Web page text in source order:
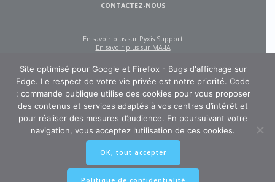
CODE : COMMANDE PUBLIQUE
Un site créé et édité par Pyxis Support, cabinet de conseil en achats et
marchés publics : AMO, Externalisation des marchés, Contract Management,
Ingénierie contractuelle
CONTACTEZ-NOUS
En savoir plus sur Pyxis Support
En savoir plus sur MA-IA
Site optimisé pour Google et Firefox - Bugs d'affichage sur
Edge. Le respect de votre vie privée est notre priorité. Code
: commande publique utilise des cookies pour vous proposer
des contenus et services adaptés à vos centres d’intérêt et
pour réaliser des mesures d’audience. En poursuivant votre
navigation, vous acceptez l’utilisation de ces cookies.
OK, tout accepter